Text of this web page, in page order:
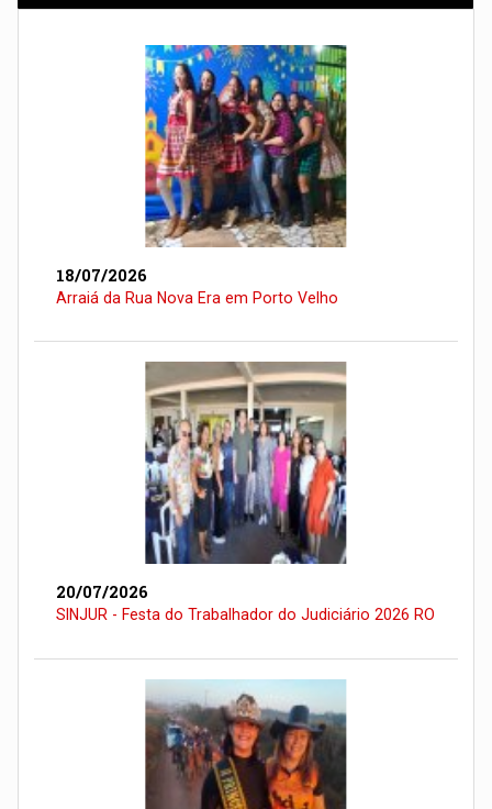
18/07/2026
Arraiá da Rua Nova Era em Porto Velho
20/07/2026
SINJUR - Festa do Trabalhador do Judiciário 2026 RO